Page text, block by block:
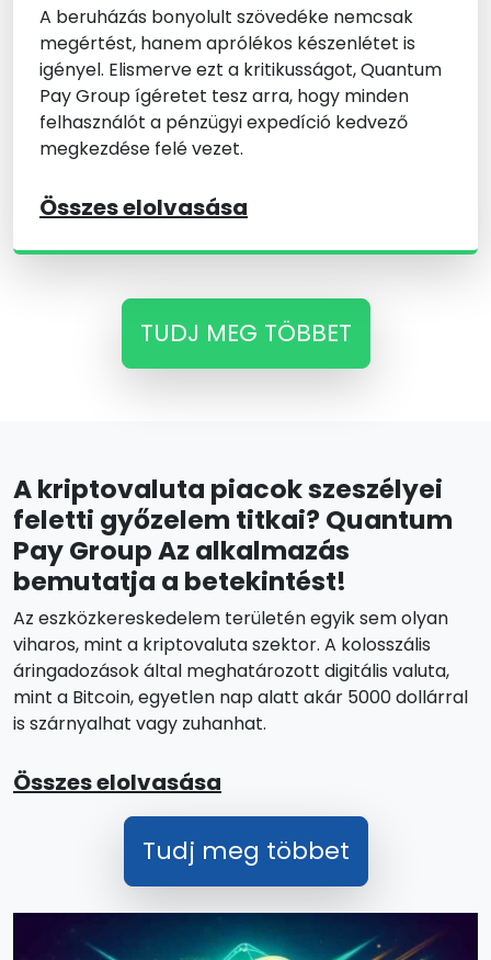
A beruházás bonyolult szövedéke nemcsak
megértést, hanem aprólékos készenlétet is
igényel. Elismerve ezt a kritikusságot, Quantum
Pay Group ígéretet tesz arra, hogy minden
felhasználót a pénzügyi expedíció kedvező
megkezdése felé vezet.
Összes elolvasása
TUDJ MEG TÖBBET
A kriptovaluta piacok szeszélyei
feletti győzelem titkai? Quantum
Pay Group Az alkalmazás
bemutatja a betekintést!
Az eszközkereskedelem területén egyik sem olyan
viharos, mint a kriptovaluta szektor. A kolosszális
áringadozások által meghatározott digitális valuta,
mint a Bitcoin, egyetlen nap alatt akár 5000 dollárral
is szárnyalhat vagy zuhanhat.
Összes elolvasása
Tudj meg többet